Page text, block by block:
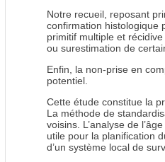
Notre recueil, reposant
confirmation histologique
primitif multiple et
ou surestimation de
Enfin, la non-prise en
potentiel.
Cette étude constitue la
La méthode de
voisins. L’analyse de
utile pour la planification
d’un système local de